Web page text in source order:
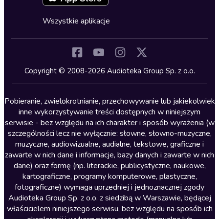
Kryminały
Lektury szkolne
Literatura anglojęzyczna
Literatura faktu
Literatura obyczajowa
Literatura piękna obca
Literatura piękna polska
Nagrania relaksacyjne
Nauka języków
Cykle audiobooków
Wszystkie aplikacje
Copyright © 2008-2026 Audioteka Group Sp. z o.o.
Pobieranie, zwielokrotnianie, przechowywanie lub jakiekolwiek
inne wykorzystywanie treści dostępnych w niniejszym
serwisie - bez względu na ich charakter i sposób wyrażenia (w
szczególności lecz nie wyłącznie: słowne, słowno-muzyczne,
muzyczne, audiowizualne, audialne, tekstowe, graficzne i
zawarte w nich dane i informacje, bazy danych i zawarte w nich
dane) oraz formę (np. literackie, publicystyczne, naukowe,
kartograficzne, programy komputerowe, plastyczne,
fotograficzne) wymaga uprzedniej i jednoznacznej zgody
Audioteka Group Sp. z o.o. z siedzibą w Warszawie, będącej
właścicielem niniejszego serwisu, bez względu na sposób ich